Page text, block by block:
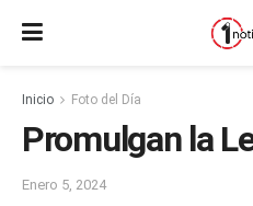
Inicio Foto del Día
Promulgan la
Enero 5, 2024